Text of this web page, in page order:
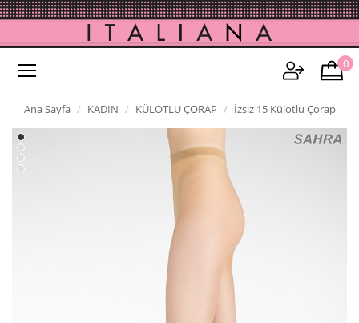
0
Ana Sayfa KADIN KÜLOTLU ÇORAP İzsiz 15 Külotlu Çorap